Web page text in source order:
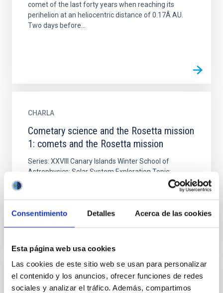
Consentimiento Detalles Acerca de las cookies
Esta página web usa cookies
Las cookies de este sitio web se usan para personalizar
el contenido y los anuncios, ofrecer funciones de redes
sociales y analizar el tráfico. Además, compartimos
comet of the last forty years when reaching its
perihelion at an heliocentric distance of 0.17Â AU.
Two days before...
CHARLA
Cometary science and the Rosetta mission
1: comets and the Rosetta mission
Series: XXVIII Canary Islands Winter School of
Astrophysics: Solar System Exploration Topic:
Cometary Science and the Rosetta Mission. Lecture
PUBLICACIÓN